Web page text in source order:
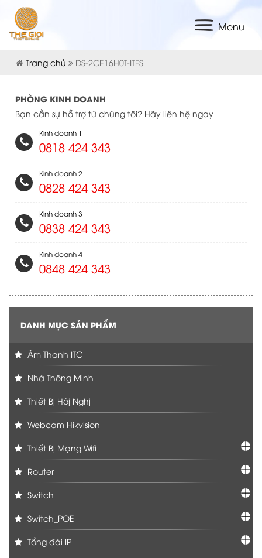
Menu
Trang chủ DS-2CE16H0T-ITFS
PHÒNG KINH DOANH
Bạn cần sự hỗ trợ từ chúng tôi? Hãy liên hệ ngay
Kinh doanh 1
0818 424 343
Kinh doanh 2
0828 424 343
Kinh doanh 3
0838 424 343
Kinh doanh 4
0848 424 343
DANH MỤC SẢN PHẨM
Âm Thanh ITC
Nhà Thông Minh
Thiết Bị Hôị Nghị
Webcam Hikvision
Thiết Bị Mạng Wifi
Router
Switch
Switch_POE
Tổng đài IP